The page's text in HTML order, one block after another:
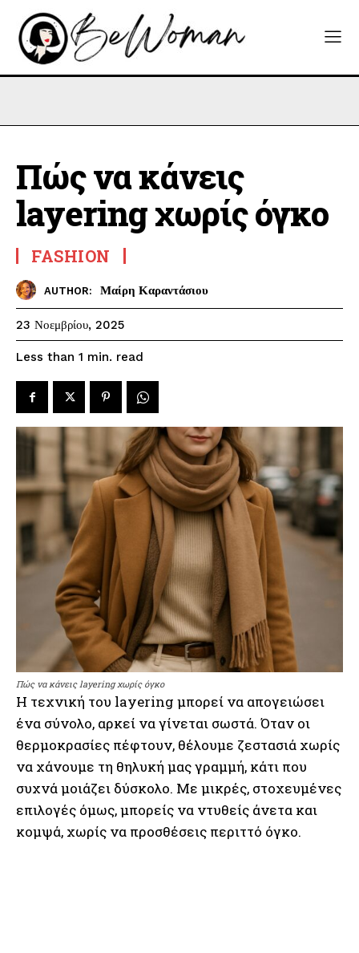
Πώς να κάνεις
layering χωρίς όγκο
FASHION
AUTHOR: Μαίρη Καραντάσιου
23 Νοεμβρίου, 2025
Less than 1 min. read
Πώς να κάνεις layering χωρίς όγκο
Η τεχνική του layering μπορεί να απογειώσει
ένα σύνολο, αρκεί να γίνεται σωστά. Όταν οι
θερμοκρασίες πέφτουν, θέλουμε ζεστασιά χωρίς
να χάνουμε τη θηλυκή μας γραμμή, κάτι που
συχνά μοιάζει δύσκολο. Με μικρές, στοχευμένες
επιλογές όμως, μπορείς να ντυθείς άνετα και
κομψά, χωρίς να προσθέσεις περιττό όγκο.